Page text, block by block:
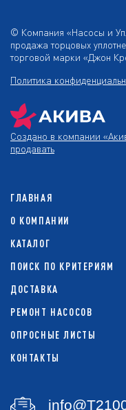
© Компания «Насосы и
продажа торцовых
торговой марки «Джон
Политика
Создано в компании
продавать
ГЛАВНАЯ
О КОМПАНИИ
КАТАЛОГ
ПОИСК ПО КРИТЕРИЯМ
ДОСТАВКА
РЕМОНТ НАСОСОВ
ОПРОСНЫЕ ЛИСТЫ
КОНТАКТЫ